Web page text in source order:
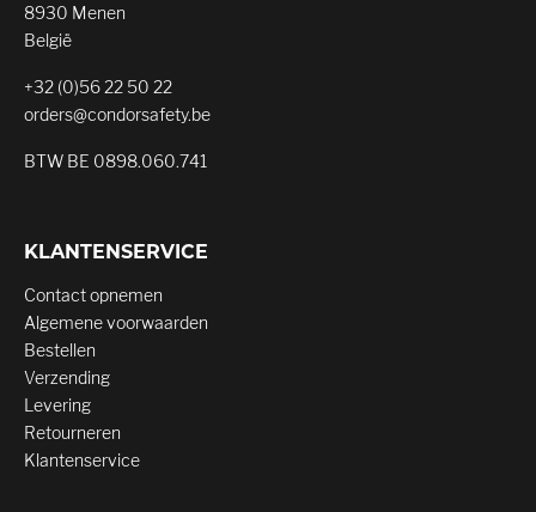
8930 Menen
België
+32 (0)56 22 50 22
orders@condorsafety.be
BTW BE 0898.060.741
KLANTENSERVICE
Contact opnemen
Algemene voorwaarden
Bestellen
Verzending
Levering
Retourneren
Klantenservice